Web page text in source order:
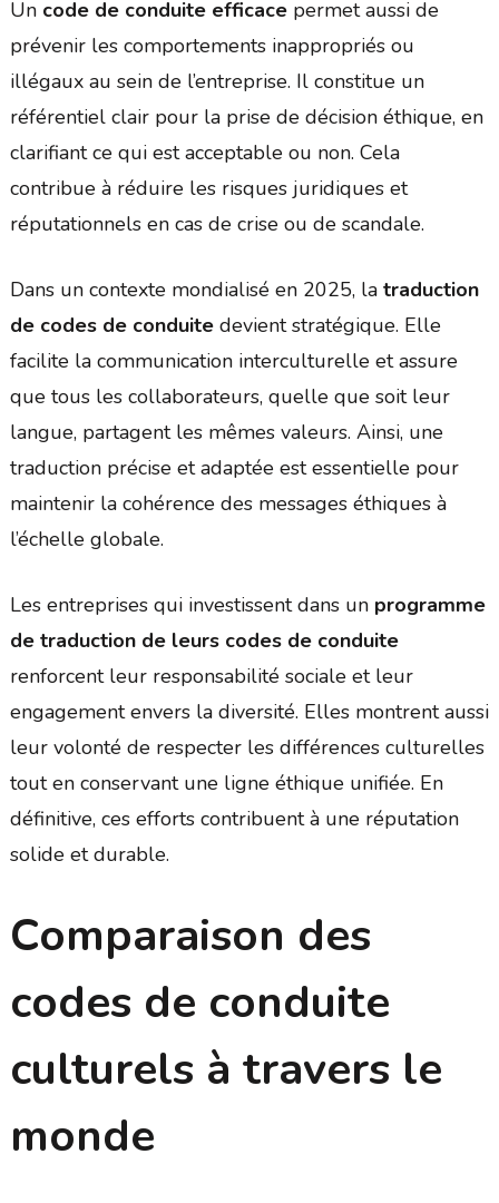
Un code de conduite efficacepermet aussi de
prévenir les comportements inappropriés ou
illégaux au sein de l’entreprise. Il constitue un
référentiel clair pour la prise de décision éthique, en
clarifiant ce qui est acceptable ou non. Cela
contribue à réduire les risques juridiques et
réputationnels en cas de crise ou de scandale.
Dans un contexte mondialisé en 2025, la traduction
de codes de conduitedevient stratégique. Elle
facilite la communication interculturelle et assure
que tous les collaborateurs, quelle que soit leur
langue, partagent les mêmes valeurs. Ainsi, une
traduction précise et adaptée est essentielle pour
maintenir la cohérence des messages éthiques à
l’échelle globale.
Les entreprises qui investissent dans un programme
de traduction de leurs codes de conduite
renforcent leur responsabilité sociale et leur
engagement envers la diversité. Elles montrent aussi
leur volonté de respecter les différences culturelles
tout en conservant une ligne éthique unifiée. En
définitive, ces efforts contribuent à une réputation
solide et durable.
Comparaison des
codes de conduite
culturels à travers le
monde